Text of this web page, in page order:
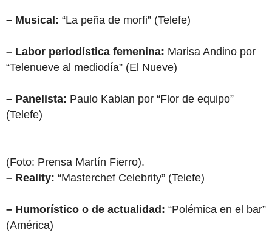
– Musical: “La peña de morfi” (Telefe)
– Labor periodística femenina: Marisa Andino por
“Telenueve al mediodía” (El Nueve)
– Panelista: Paulo Kablan por “Flor de equipo”
(Telefe)
(Foto: Prensa Martín Fierro).
– Reality: “Masterchef Celebrity” (Telefe)
– Humorístico o de actualidad: “Polémica en el bar”
(América)